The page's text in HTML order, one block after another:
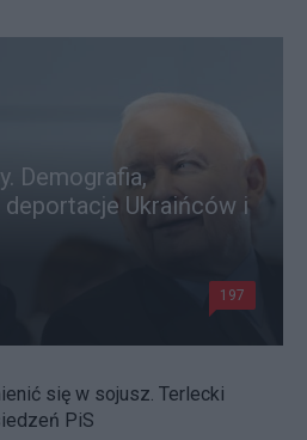
Demografia,
deportacje Ukraińców i
197
się w sojusz. Terlecki
PiS